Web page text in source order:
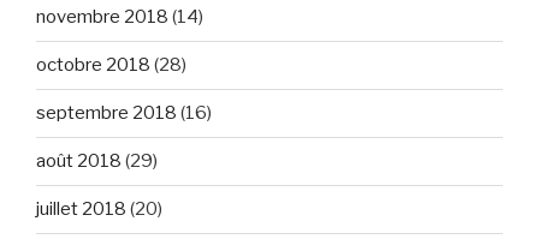
novembre 2018 (14)
octobre 2018 (28)
septembre 2018 (16)
août 2018 (29)
juillet 2018 (20)